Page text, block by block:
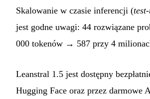
Skalowanie w czasie inferencji (
jest godne uwagi: 44 rozwiązane
000 tokenów → 587 przy 4
Leanstral 1.5 jest dostępny
Hugging Face oraz przez darmowe